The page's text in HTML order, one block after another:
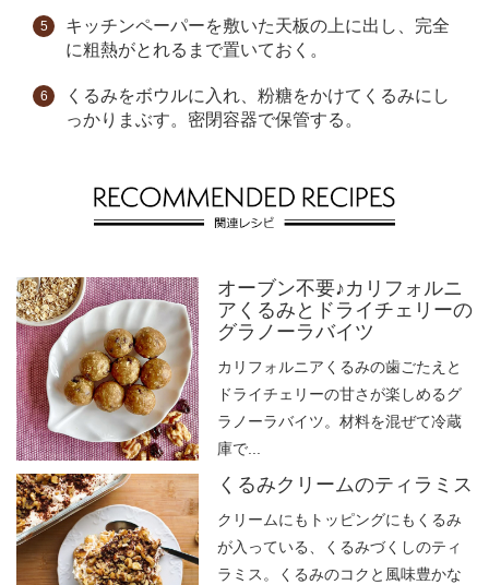
キッチンペーパーを敷いた天板の上に出し、完全
に粗熱がとれるまで置いておく。
くるみをボウルに入れ、粉糖をかけてくるみにし
っかりまぶす。密閉容器で保管する。
オーブン不要♪カリフォルニ
アくるみとドライチェリーの
グラノーラバイツ
カリフォルニアくるみの歯ごたえと
ドライチェリーの甘さが楽しめるグ
ラノーラバイツ。材料を混ぜて冷蔵
庫で...
くるみクリームのティラミス
クリームにもトッピングにもくるみ
が入っている、くるみづくしのティ
ラミス。くるみのコクと風味豊かな